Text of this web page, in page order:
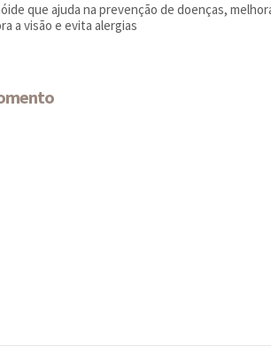
que ajuda na prevenção de doenças,
a visão e evita alergias